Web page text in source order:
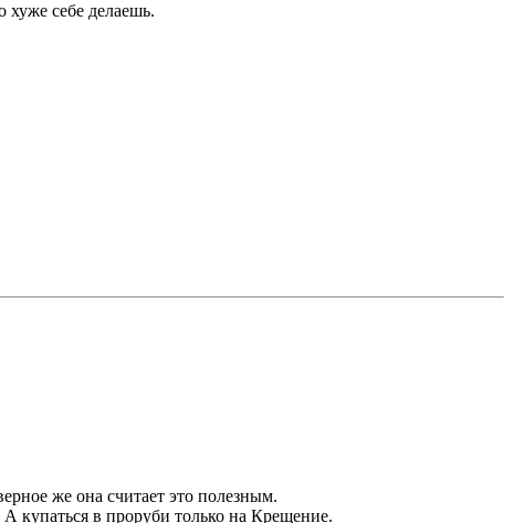
хуже себе делаешь.
же она считает это полезным.
купаться в проруби только на Крещение.